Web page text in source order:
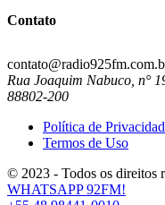
Contato
Rua Joaquim Nabuco, n°
88802-200
Política de
Termos de Uso
© 2023 - Todos os direitos
WHATSAPP 92FM!